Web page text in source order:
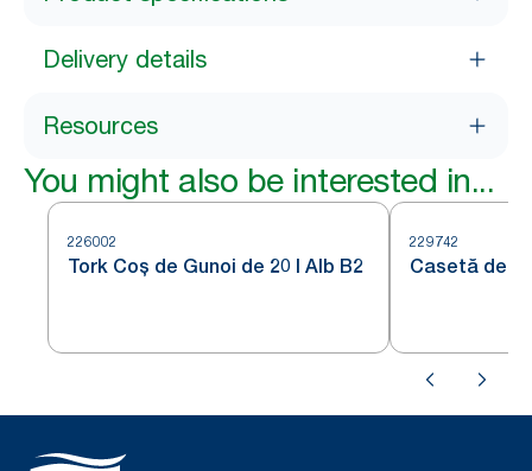
Delivery details
Resources
You might also be interested in...
226002
Tork Coș de Gunoi de 20 l Alb B2
229742
Casetă de